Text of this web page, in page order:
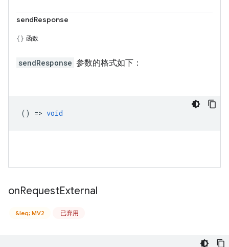
sendResponse
函数
sendResponse 参数的格式如下：
() => void
onRequestExternal
&leq; MV2 已弃用